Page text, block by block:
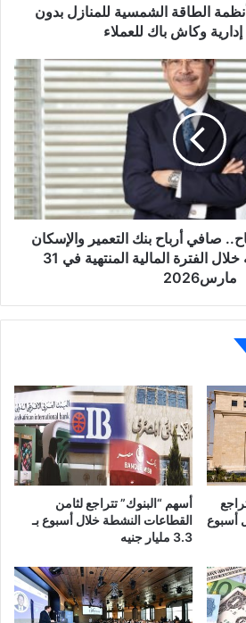
الطاقة الشمسية للمنازل بدون
وكاش باك للعملاء
صافي أرباح بنك التعمير والإسكان
تتخطى 5 مليار جنيه خلال الفترة المالية المنتهية في 31
مارس2026
أسهم “البنوك” تتراجع لثامن
القطاعات النشطة خلال أسبوع بـ
3.3 مليار جنيه